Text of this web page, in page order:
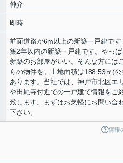
仲介
即時
前面道路が6m以上の新築一戸建です
築2年以内の新築一戸建です。やっ
新築のお部屋がいい。そんな方には
らの物件を。土地面積は188.53㎡(
あります。当社では、神戸市北区エ
や田尾寺付近での一戸建て情報をご
致します。まずはお気軽にお問い合
下さい。
情報